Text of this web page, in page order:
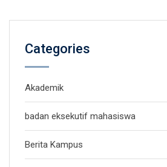
Categories
Akademik
badan eksekutif mahasiswa
Berita Kampus